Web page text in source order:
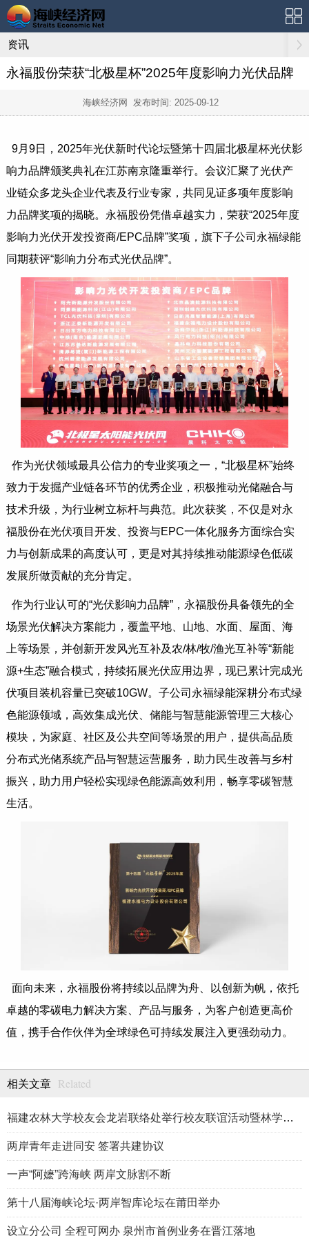
资讯
永福股份荣获“北极星杯”2025年度影响力光伏品牌
海峡经济网 发布时间: 2025-09-12
9月9日，2025年光伏新时代论坛暨第十四届北极星杯光伏影
响力品牌颁奖典礼在江苏南京隆重举行。会议汇聚了光伏产
业链众多龙头企业代表及行业专家，共同见证多项年度影响
力品牌奖项的揭晓。永福股份凭借卓越实力，荣获“2025年度
影响力光伏开发投资商/EPC品牌”奖项，旗下子公司永福绿能
同期获评“影响力分布式光伏品牌”。
作为光伏领域最具公信力的专业奖项之一，“北极星杯”始终
致力于发掘产业链各环节的优秀企业，积极推动光储融合与
技术升级，为行业树立标杆与典范。此次获奖，不仅是对永
福股份在光伏项目开发、投资与EPC一体化服务方面综合实
力与创新成果的高度认可，更是对其持续推动能源绿色低碳
发展所做贡献的充分肯定。
作为行业认可的“光伏影响力品牌”，永福股份具备领先的全
场景光伏解决方案能力，覆盖平地、山地、水面、屋面、海
上等场景，并创新开发风光互补及农/林/牧/渔光互补等“新能
源+生态”融合模式，持续拓展光伏应用边界，现已累计完成光
伏项目装机容量已突破10GW。子公司永福绿能深耕分布式绿
色能源领域，高效集成光伏、储能与智慧能源管理三大核心
模块，为家庭、社区及公共空间等场景的用户，提供高品质
分布式光储系统产品与智慧运营服务，助力民生改善与乡村
振兴，助力用户轻松实现绿色能源高效利用，畅享零碳智慧
生活。
面向未来，永福股份将持续以品牌为舟、以创新为帆，依托
卓越的零碳电力解决方案、产品与服务，为客户创造更高价
值，携手合作伙伴为全球绿色可持续发展注入更强劲动力。
相关文章 Related
福建农林大学校友会龙岩联络处举行校友联谊活动暨林学、生物医药
两岸青年走进同安 签署共建协议
一声“阿嬷”跨海峡 两岸文脉割不断
第十八届海峡论坛·两岸智库论坛在莆田举办
设立分公司 全程可网办 泉州市首例业务在晋江落地